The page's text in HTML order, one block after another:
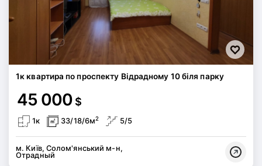
1к квартира по проспекту Відрадному 10 біля парку
45 000 $
1к 33/18/6м2 5/5
м. Київ, Солом'янський м-н,
Отрадный